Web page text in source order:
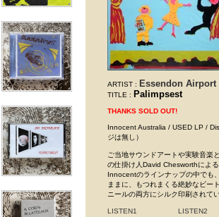
ARTIST : Essendon Airport
TITLE : Palimpsest
THANKS SOLD OUT!
Innocent Australia / USED LP /
ジは無し）
ご当地サウンドアートや実験音楽
の仕掛け人David Chesworthによ
Innocentのラインナップの中でも
ままに、もつれまくる絶妙なビー
ニールの両方にシルク印刷されて
LISTEN1 LISTEN2